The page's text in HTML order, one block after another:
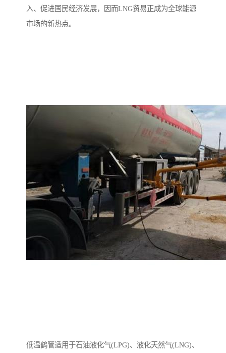
入、促进国民经济发展，因而LNG贸易正成为全球能源
市场的新热点。
低温鹤管适用于石油液化气(LPG)、液化天然气(LNG)、